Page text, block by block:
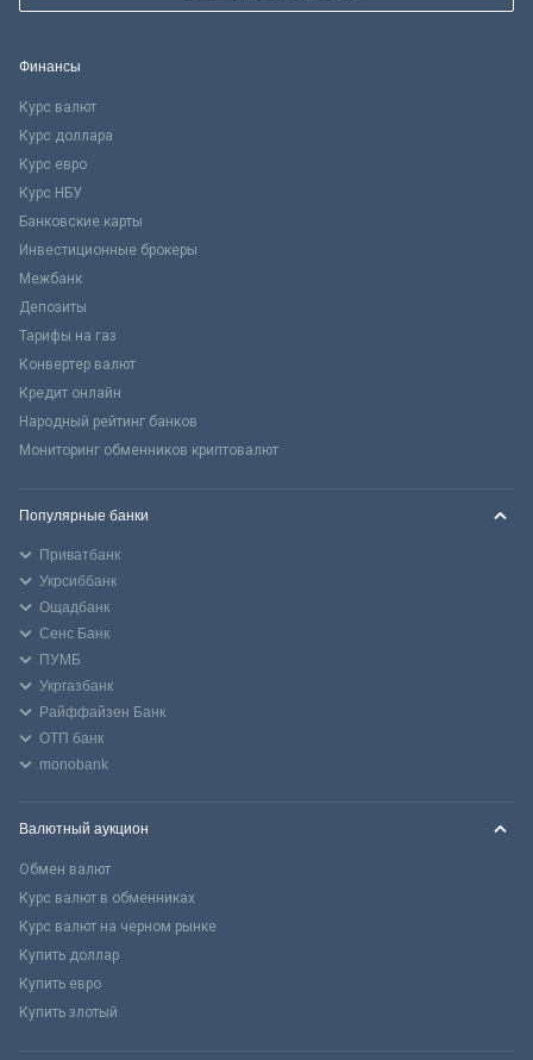
Финансы
Курс валют
Курс доллара
Курс евро
Курс НБУ
Банковские карты
Инвестиционные брокеры
Межбанк
Депозиты
Тарифы на газ
Конвертер валют
Кредит онлайн
Народный рейтинг банков
Мониторинг обменников криптовалют
Популярные банки
Приватбанк
Укрсиббанк
Ощадбанк
Сенс Банк
ПУМБ
Укргазбанк
Райффайзен Банк
ОТП банк
monobank
Валютный аукцион
Обмен валют
Курс валют в обменниках
Курс валют на черном рынке
Купить доллар
Купить евро
Купить злотый